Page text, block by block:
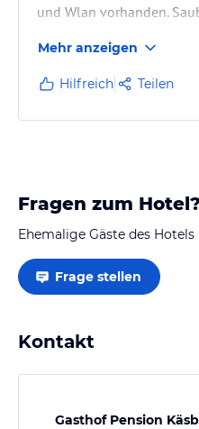
und Wlan vorhanden.
Mehr anzeigen
Hilfreich Teilen
Fragen zum Hotel?
Ehemalige Gäste des
Frage stellen
Kontakt
Gasthof Pension